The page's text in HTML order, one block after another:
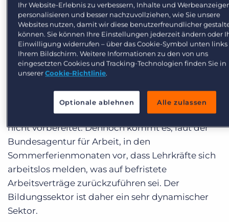
Demo anfragen
Flexibilität
Die Bertelsmann Stiftung prognostizierte im
Jahr 2017, dass allein in den Grundschulen im
Jahr 2025 mehr als 24.000 Lehrer gegenüber
dass die Klassen nicht größer werden. Auf diesen
enormen Engpass an Lehrern sind die Schulen
nicht vorbereitet. Dennoch kommt es, laut der
Bundesagentur für Arbeit, in den
Sommerferienmonaten vor, dass Lehrkräfte sich
arbeitslos melden, was auf befristete
Arbeitsverträge zurückzuführen sei. Der
Bildungssektor ist daher ein sehr dynamischer
Sektor.
Ihr Website-Erlebnis zu verbessern, Inhalte und
personalisieren und besser nachzuvollziehen, wie Sie unsere
Websites nutzen, damit wir diese benutzerfreundlicher
können. Sie können Ihre Einstellungen jederzeit ändern oder
Einwilligung widerrufen – über das Cookie-Symbol unten links
Ihrem Bildschirm. Weitere Informationen zu den von uns
eingesetzten Cookies und Tracking-Technologien finden Sie in
unsererCookie-Richtlinie.
Optionale ablehnen Alle zulassen